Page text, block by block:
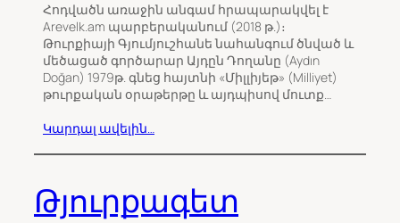
Հոդվածն առաջին անգամ հրապարակվել է
Arevelk.am պարբերականում (2018 թ.)։
Թուրքիայի Գյումյուշհանե նահանգում ծնված և
մեծացած գործարար Այդըն Դողանը (Aydın
Doğan) 1979թ. գնեց հայտնի «Միլլիյեթ» (Milliyet)
թուրքական օրաթերթը և այդպիսով մուտք…
Կարդալ ավելին…
Թյուրքագետ